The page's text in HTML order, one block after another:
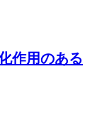
作用のある